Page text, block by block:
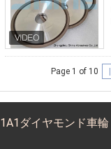
Page 1 of 10
1A1ダイヤモンド車輪